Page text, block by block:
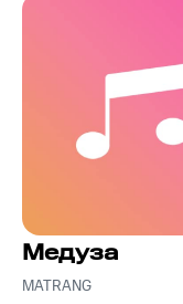
Медуза
MATRANG